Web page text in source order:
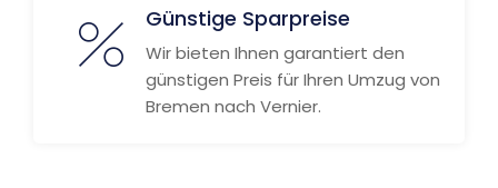
Günstige Sparpreise
Wir bieten Ihnen garantiert den
günstigen Preis für Ihren Umzug von
Bremen nach Vernier.